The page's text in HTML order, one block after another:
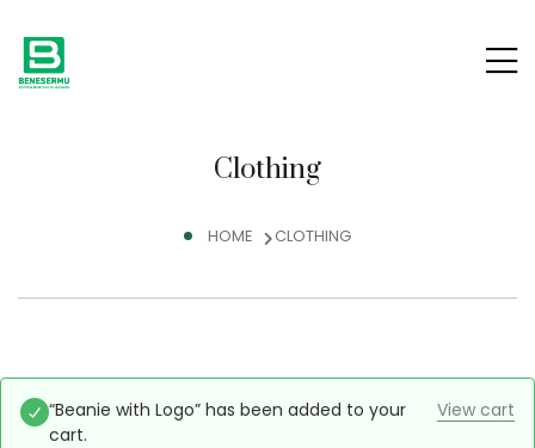
Clothing
HOME CLOTHING
View cart
“Beanie with Logo” has been added to your
cart.